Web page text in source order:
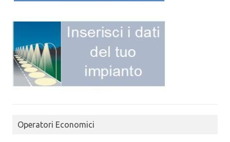
Operatori Economici